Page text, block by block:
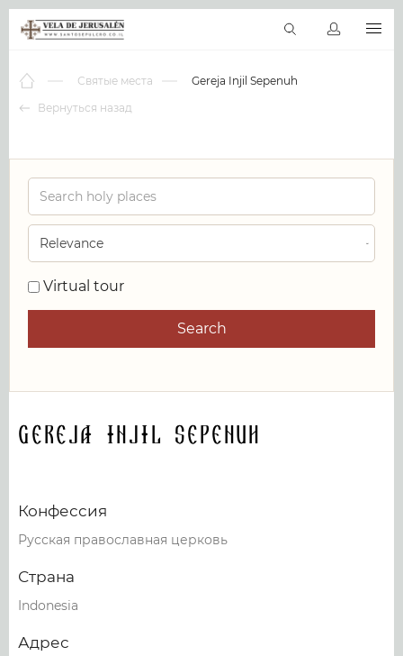
Виртуальные туры
RU
Вернуться назад
Святые места Gereja Injil Sepenuh
Virtual tour
Search
Gereja Injil Sepenuh
Конфессия
Русская православная церковь
Страна
Indonesia
Адрес